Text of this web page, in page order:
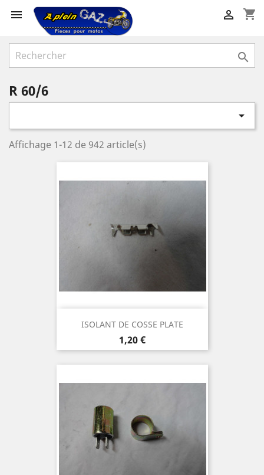
 shopping_cart


R 60/6

Affichage 1-12 de 942 article(s)
ISOLANT DE COSSE PLATE
Prix
1,20 €